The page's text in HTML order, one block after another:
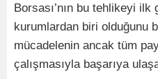
Borsası’nın bu tehlikeyi ilk
kurumlardan biri olduğunu
mücadelenin ancak tüm
çalışmasıyla başarıya